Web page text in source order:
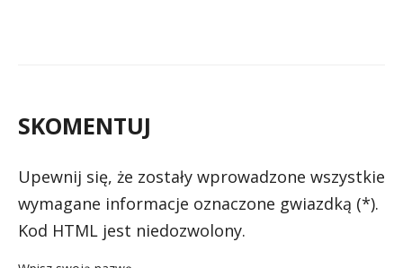
SKOMENTUJ
Upewnij się, że zostały wprowadzone wszystkie
wymagane informacje oznaczone gwiazdką (*).
Kod HTML jest niedozwolony.